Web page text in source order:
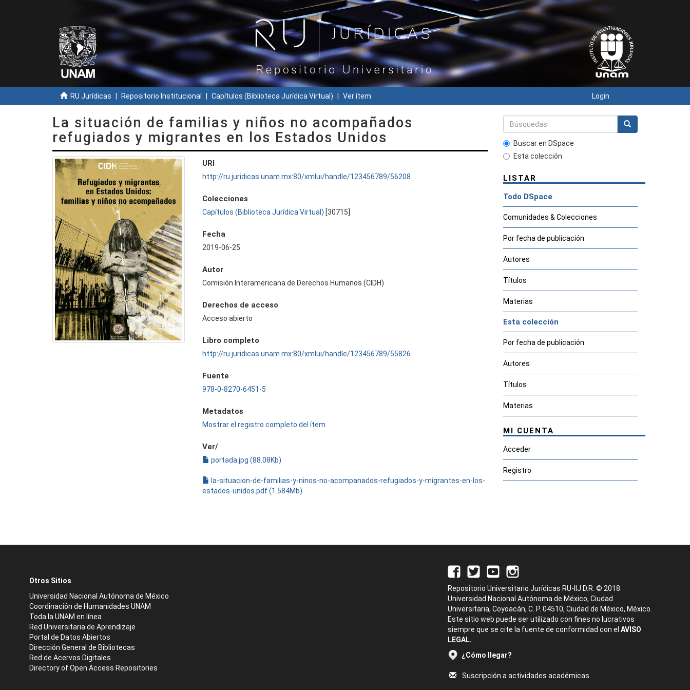
RU Jurídicas Repositorio Institucional Capítulos (Biblioteca Jurídica Virtual) Ver ítem Login
La situación de familias y niños no acompañados
refugiados y migrantes en los Estados Unidos
URI
http://ru.juridicas.unam.mx:80/xmlui/handle/123456789/56208
Colecciones
Capítulos (Biblioteca Jurídica Virtual) [30715]
Fecha
2019-06-25
Autor
Comisión Interamericana de Derechos Humanos (CIDH)
Derechos de acceso
Acceso abierto
Libro completo
http://ru.juridicas.unam.mx:80/xmlui/handle/123456789/55826
Fuente
978-0-8270-6451-5
Metadatos
Mostrar el registro completo del ítem
Ver/
portada.jpg (88.08Kb)
la-situacion-de-familias-y-ninos-no-acompanados-refugiados-y-migrantes-en-los-
estados-unidos.pdf (1.584Mb)
Buscar en DSpace
Esta colección
LISTAR
Todo DSpace
Comunidades & Colecciones
Por fecha de publicación
Autores
Títulos
Materias
Esta colección
Por fecha de publicación
Autores
Títulos
Materias
MI CUENTA
Acceder
Registro
Otros Sitios
Universidad Nacional Autónoma de México
Coordinación de Humanidades UNAM
Toda la UNAM en línea
Red Universitaria de Aprendizaje
Portal de Datos Abiertos
Dirección General de Bibliotecas
Red de Acervos Digitales
Directory of Open Access Repositories
Repositorio Universitario Jurídicas RU-IIJ D.R. © 2018.
Universidad Nacional Autónoma de México, Ciudad
Universitaria, Coyoacán, C. P. 04510, Ciudad de México, México.
Este sitio web puede ser utilizado con fines no lucrativos
siempre que se cite la fuente de conformidad con el AVISO
LEGAL.
¿Cómo llegar?
Suscripción a actividades académicas